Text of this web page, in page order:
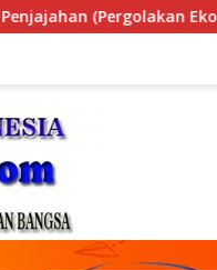
& Simposium